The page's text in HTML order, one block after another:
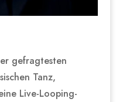
gefragtesten
Tanz,
Live-Looping-